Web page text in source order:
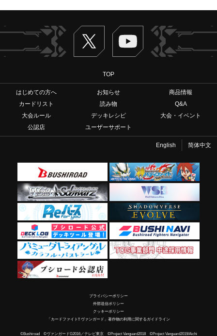
Twitter ヴァンガードch
TOP
はじめての方へ お知らせ
商品情報
カードリスト
読み物
Q&A
大会ルール
デッキレシピ
大会・イベント
公認店
ユーザーサポート
English 简体中文
プライバシーポリシー
外部送信ポリシー
クッキーポリシー
「カードファイト!! ヴァンガード」著作物の利用に関するガイドライン
©Bushiroad ©ヴァンガードG2016／テレビ東京 ©Project Vanguard2018 ©Project Vanguard2019/Aichi